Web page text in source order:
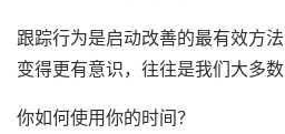
跟踪行为是启动改善的最有效方
变得更有意识，往往是我们大多数
你如何使用你的时间？